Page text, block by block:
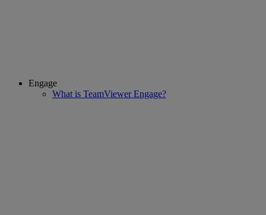
Engage
What is TeamViewer Engage?